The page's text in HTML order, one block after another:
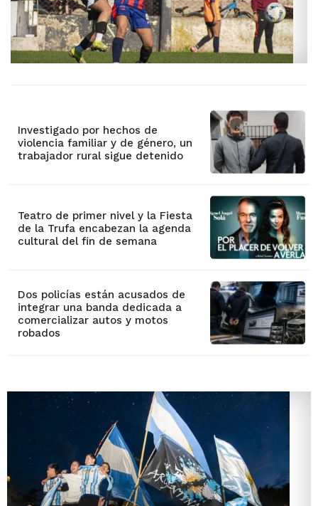
Investigado por hechos de
violencia familiar y de género, un
trabajador rural sigue detenido
Teatro de primer nivel y la Fiesta
de la Trufa encabezan la agenda
cultural del fin de semana
Dos policías están acusados de
integrar una banda dedicada a
comercializar autos y motos
robados